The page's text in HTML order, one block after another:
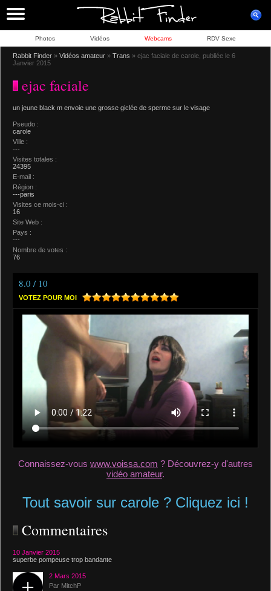
Photos Vidéos Webcams RDV Sexe
Rabbit Finder » Vidéos amateur » Trans » ejac faciale de carole, publiée le 6
Janvier 2015
ejac faciale
un jeune black m envoie une grosse giclée de sperme sur le visage
Pseudo :
carole
Ville :
---
Visites totales :
24395
E-mail :
Région :
---paris
Visites ce mois-ci :
16
Site Web :
Pays :
---
Nombre de votes :
76
8.0 / 10
VOTEZ POUR MOI
Connaissez-vous www.voissa.com ? Découvrez-y d'autres
vidéo amateur.
Tout savoir sur carole ? Cliquez ici !
Commentaires
10 Janvier 2015
superbe pompeuse trop bandante
2 Mars 2015
Par MitchP